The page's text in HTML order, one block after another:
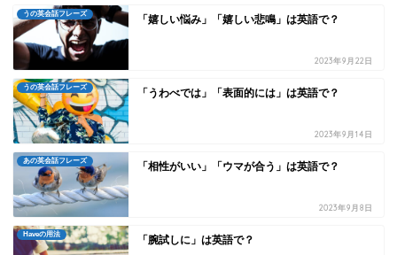
うの英会話フレーズ 「嬉しい悩み」「嬉しい悲鳴」は英語で？
2023年9月22日
うの英会話フレーズ 「うわべでは」「表面的には」は英語で？
2023年9月14日
あの英会話フレーズ 「相性がいい」「ウマが合う」は英語で？
2023年9月8日
Haveの用法 「腕試しに」は英語で？